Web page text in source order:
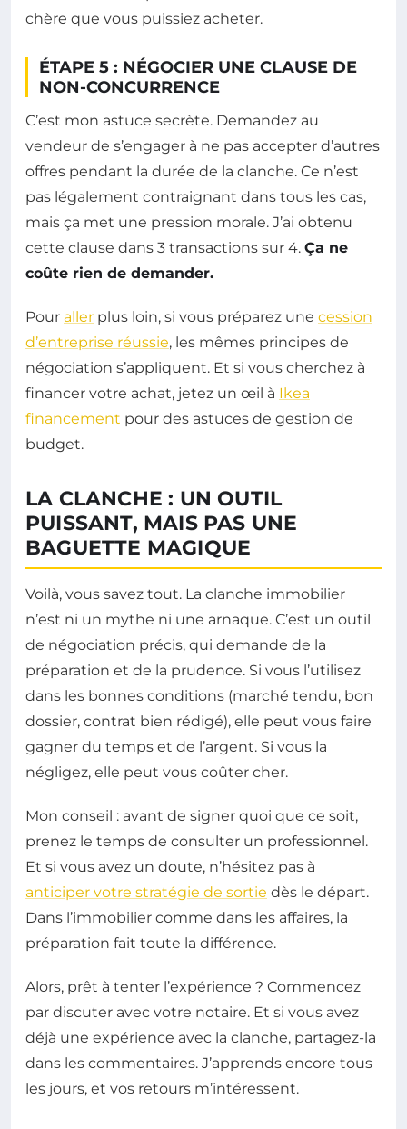
chère que vous puissiez acheter.
ÉTAPE 5 : NÉGOCIER UNE CLAUSE DE
NON-CONCURRENCE
C’est mon astuce secrète. Demandez au
vendeur de s’engager à ne pas accepter d’autres
offres pendant la durée de la clanche. Ce n’est
pas légalement contraignant dans tous les cas,
mais ça met une pression morale. J’ai obtenu
cette clause dans 3 transactions sur 4. Ça ne
coûte rien de demander.
Pour aller plus loin, si vous préparez une cession
d’entreprise réussie, les mêmes principes de
négociation s’appliquent. Et si vous cherchez à
financer votre achat, jetez un œil à Ikea
financement pour des astuces de gestion de
budget.
LA CLANCHE : UN OUTIL
PUISSANT, MAIS PAS UNE
BAGUETTE MAGIQUE
Voilà, vous savez tout. La clanche immobilier
n’est ni un mythe ni une arnaque. C’est un outil
de négociation précis, qui demande de la
préparation et de la prudence. Si vous l’utilisez
dans les bonnes conditions (marché tendu, bon
dossier, contrat bien rédigé), elle peut vous faire
gagner du temps et de l’argent. Si vous la
négligez, elle peut vous coûter cher.
Mon conseil : avant de signer quoi que ce soit,
prenez le temps de consulter un professionnel.
Et si vous avez un doute, n’hésitez pas à
anticiper votre stratégie de sortie dès le départ.
Dans l’immobilier comme dans les affaires, la
préparation fait toute la différence.
Alors, prêt à tenter l’expérience ? Commencez
par discuter avec votre notaire. Et si vous avez
déjà une expérience avec la clanche, partagez-la
dans les commentaires. J’apprends encore tous
les jours, et vos retours m’intéressent.